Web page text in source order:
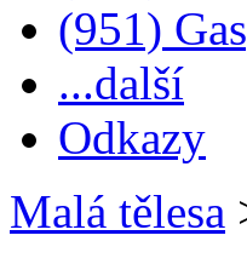
(951)
...další
Odkazy
Malá tělesa